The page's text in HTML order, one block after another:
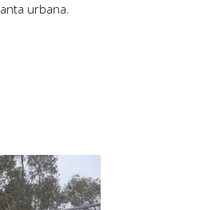
urbana.